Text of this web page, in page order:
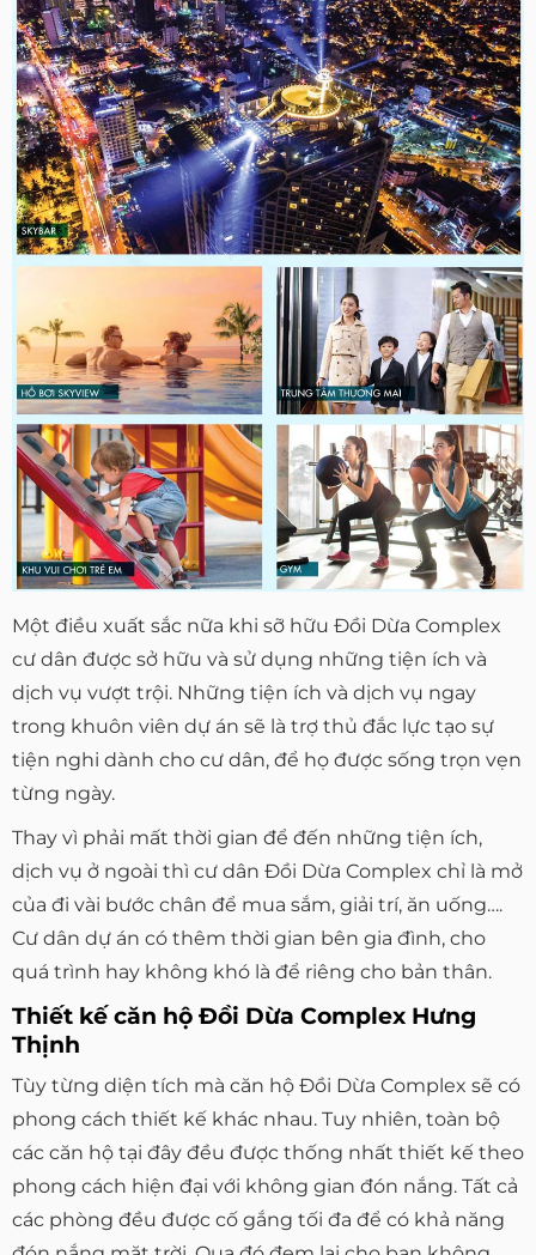
Một điều xuất sắc nữa khi sỡ hữu Đồi Dừa Complex
cư dân được sở hữu và sử dụng những tiện ích và
dịch vụ vượt trội. Những tiện ích và dịch vụ ngay
trong khuôn viên dự án sẽ là trợ thủ đắc lực tạo sự
tiện nghi dành cho cư dân, để họ được sống trọn vẹn
từng ngày.
Thay vì phải mất thời gian để đến những tiện ích,
dịch vụ ở ngoài thì cư dân Đồi Dừa Complex chỉ là mở
của đi vài bước chân để mua sắm, giải trí, ăn uống….
Cư dân dự án có thêm thời gian bên gia đình, cho
quá trình hay không khó là để riêng cho bản thân.
Thiết kế căn hộ Đồi Dừa Complex Hưng
Thịnh
Tùy từng diện tích mà căn hộ Đồi Dừa Complex sẽ có
phong cách thiết kế khác nhau. Tuy nhiên, toàn bộ
các căn hộ tại đây đều được thống nhất thiết kế theo
phong cách hiện đại với không gian đón nắng. Tất cả
các phòng đều được cố gắng tối đa để có khả năng